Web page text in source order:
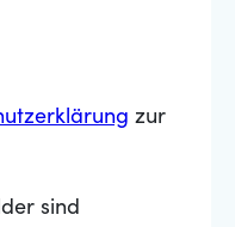
zur
sind